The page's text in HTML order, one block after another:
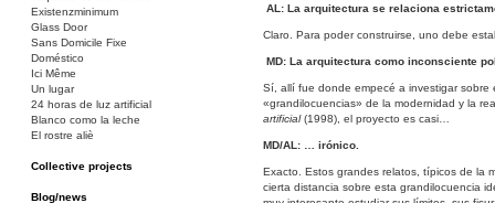
Existenzminimum
Glass Door
Sans Domicile Fixe
Doméstico
Ici Même
Un lugar
24 horas de luz artificial
Blanco como la leche
El rostre aliè
Collective projects
Ciza Muzej
Blog/news
AL: La arquitectura se relaciona
Claro. Para poder construirse, uno debe
MD: La arquitectura como inconsciente
Sí, allí fue donde empecé a investigar sobre
«grandilocuencias» de la modernidad y la
artificial(1998), el proyecto es casi…
MD/AL: … irónico.
Exacto. Estos grandes relatos, típicos de la
cierta distancia sobre esta grandilocuencia